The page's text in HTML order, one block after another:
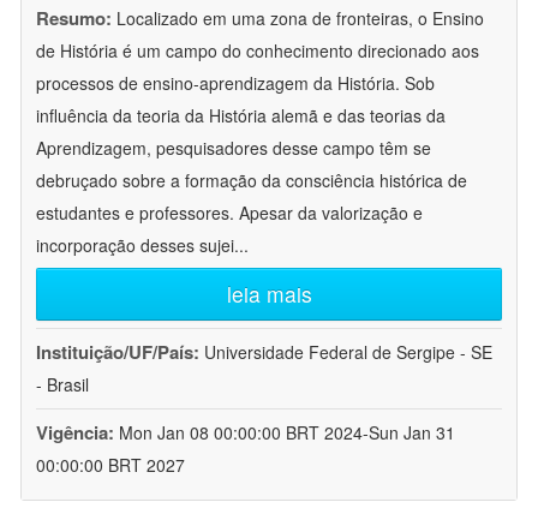
Resumo: Localizado em uma zona de fronteiras, o Ensino
de História é um campo do conhecimento direcionado aos
processos de ensino-aprendizagem da História. Sob
influência da teoria da História alemã e das teorias da
Aprendizagem, pesquisadores desse campo têm se
debruçado sobre a formação da consciência histórica de
estudantes e professores. Apesar da valorização e
incorporação desses sujei...
leia mais
Instituição/UF/País: Universidade Federal de Sergipe - SE
- Brasil
Vigência: Mon Jan 08 00:00:00 BRT 2024-Sun Jan 31
00:00:00 BRT 2027